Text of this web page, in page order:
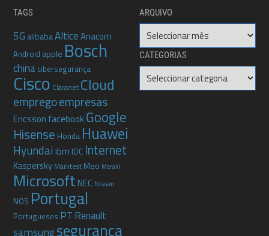
TAGS
5G alibabaAlticeAnacom
Android apple Bosch
china cibersegurança
Cisco Claranet Cloud
empregoempresas
Ericsson facebookGoogle
Hisense Honda Huawei
Hyundai ibm IDC Internet
Kaspersky Marktest Meo Meraki
MicrosoftNEC Nissan
NOS Portugal
Portugueses PT Renault
samsungsegurança
ARQUIVO
Arquivo
CATEGORIAS
Categorias